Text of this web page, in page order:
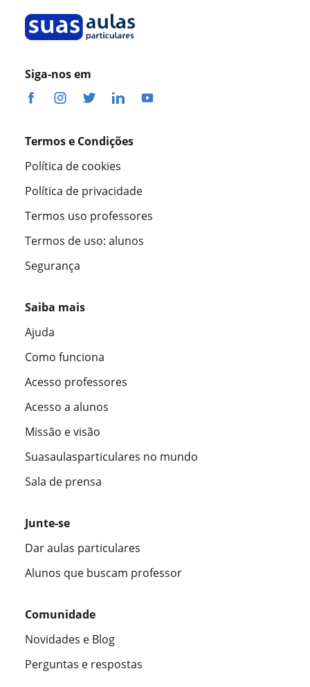
Siga-nos em
Termos e Condições
Política de cookies
Política de privacidade
Termos uso professores
Termos de uso: alunos
Segurança
Saiba mais
Ajuda
Como funciona
Acesso professores
Acesso a alunos
Missão e visão
Suasaulasparticulares no mundo
Sala de prensa
Junte-se
Dar aulas particulares
Alunos que buscam professor
Comunidade
Novidades e Blog
Perguntas e respostas